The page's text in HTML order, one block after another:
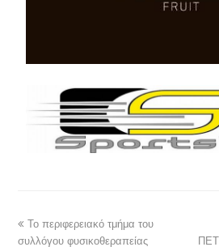
Το περιφερειακό τμήμα του
συλλόγου φυσικοθεραπείας